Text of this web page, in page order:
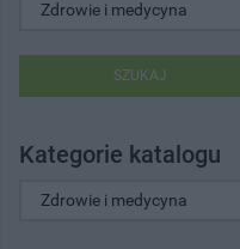
SZUKAJ
Kategorie katalogu